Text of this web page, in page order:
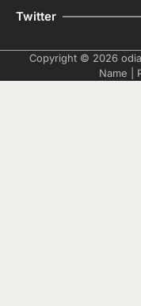
Twitter
Copyright © 2026
Name |